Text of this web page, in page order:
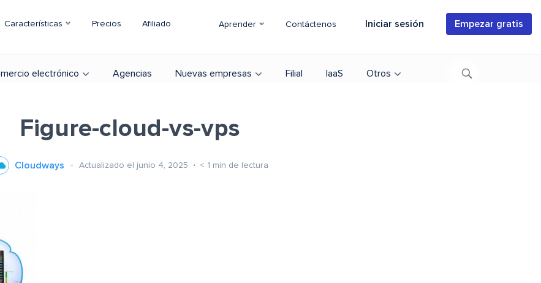
Características Precios Afiliado Aprender Contáctenos Iniciar sesión Empezar gratis
electrónico Agencias Nuevas empresas Filial IaaS Otros
Figure-cloud-vs-vps
Cloudways Actualizado el junio 4, 2025 < 1 min de lectura